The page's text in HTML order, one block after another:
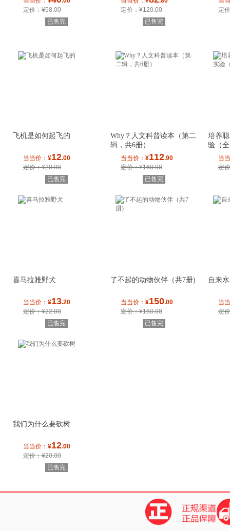
定价：¥58.00
已售完
定价：¥120.00
已售完
定
飞机是如何起飞的
当当价： ¥12.00
定价：¥20.00
已售完
Why？人文科普读本（第二
辑，共6册）
当当价： ¥112.90
定价：¥168.00
已售完
培养
验（
当
定
喜马拉雅野犬
当当价： ¥13.20
定价：¥22.00
已售完
了不起的动物伙伴（共7册)
当当价： ¥150.00
定价：¥150.00
已售完
自来
当
定
我们为什么要砍树
当当价： ¥12.00
定价：¥20.00
已售完